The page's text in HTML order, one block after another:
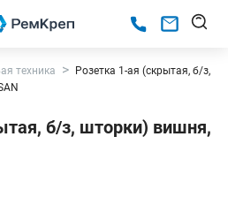
техника
Розетка 1-ая (скрытая, б/з,
б/з, шторки) вишня,